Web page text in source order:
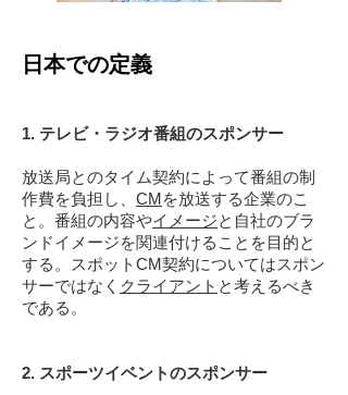
日本での定義
1. テレビ・ラジオ番組のスポンサー
放送局とのタイム契約によって番組の制
作費を負担し、 CM を放送する企業のこ
と。番組の内容やイメージと自社のブラ
ンドイメージを関連付けることを目的と
する。スポットCM契約についてはスポン
サーではなく クライアント と考えるべき
である。
2. スポーツイベントのスポンサー